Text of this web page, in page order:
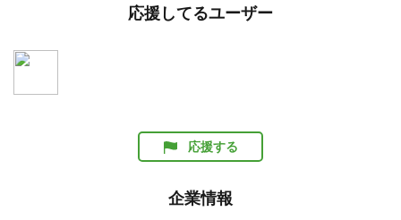
応援してるユーザー
応援する
企業情報